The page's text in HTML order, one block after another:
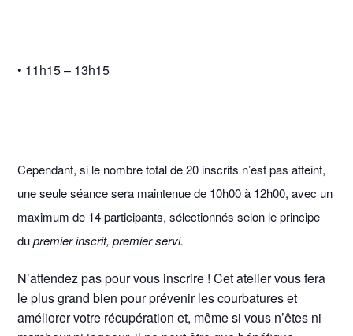
• 11h15 – 13h15
Cependant, si le nombre total de 20 inscrits n’est pas atteint,
une seule séance sera maintenue de 10h00 à 12h00, avec un
maximum de 14 participants, sélectionnés selon le principe
dupremier inscrit, premier servi.
N’attendez pas pour vous inscrire ! Cet atelier vous fera
le plus grand bien pour prévenir les courbatures et
améliorer votre récupération et, même si vous n’êtes ni